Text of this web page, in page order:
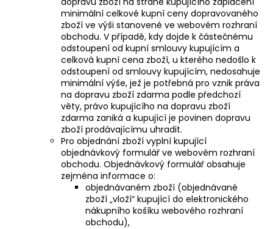
minimální celkové kupní ceny dopravovaného
zboží ve výši stanovené ve webovém rozhraní
obchodu. V případě, kdy dojde k částečnému
odstoupení od kupní smlouvy kupujícím a
celková kupní cena zboží, u kterého nedošlo k
odstoupení od smlouvy kupujícím, nedosahuje
minimální výše, jež je potřebná pro vznik práva
na dopravu zboží zdarma podle předchozí
věty, právo kupujícího na dopravu zboží
zdarma zaniká a kupující je povinen dopravu
zboží prodávajícímu uhradit.
Pro objednání zboží vyplní kupující
objednávkový formulář ve webovém rozhraní
obchodu. Objednávkový formulář obsahuje
zejména informace o:
objednávaném zboží (objednávané
zboží „vloží“ kupující do elektronického
nákupního košíku webového rozhraní
obchodu),